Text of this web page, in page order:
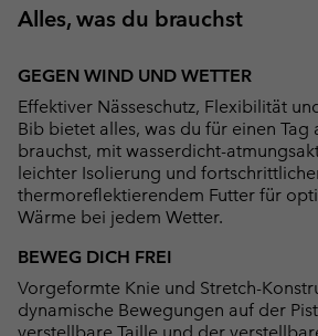
Alles, was du brauchst
GEGEN WIND UND WETTER
Effektiver Nässeschutz, Flexibilität
Bib bietet alles, was du für einen Tag
brauchst, mit wasserdicht-
leichter Isolierung und
thermoreflektierendem Futter für
Wärme bei jedem Wetter.
BEWEG DICH FREI
Vorgeformte Knie und Stretch-
dynamische Bewegungen auf der